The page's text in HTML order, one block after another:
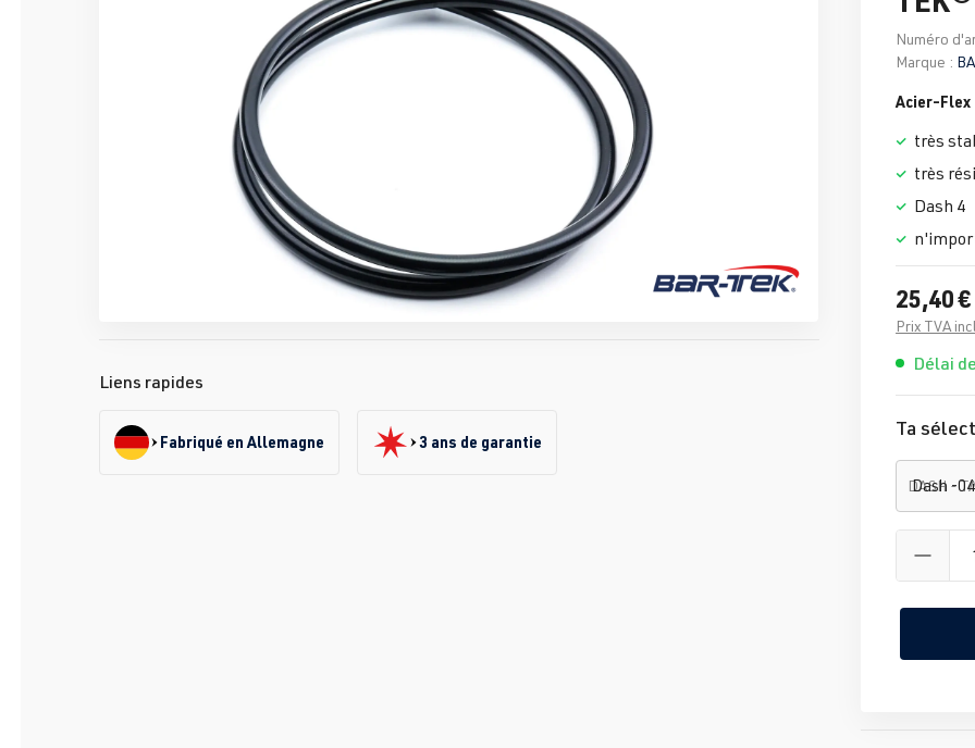
Liens rapides
Fabriqué en Allemagne 3 ans de garantie
Numéro
Marque :
Acier-Flex
très
très
Dash 4
25,40 €
Prix TVA
Délai
Ta
DASH -